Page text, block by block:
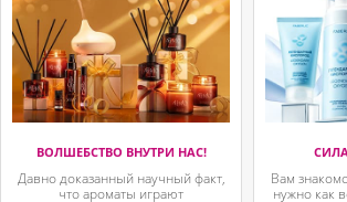
ВОЛШЕБСТВО ВНУТРИ НАС!
Давно доказанный научный факт,
что ароматы играют
Вам
нужно как